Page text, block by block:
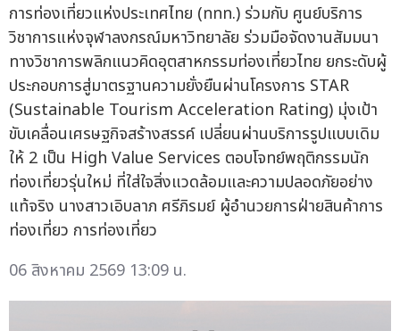
การท่องเที่ยวแห่งประเทศไทย (ททท.) ร่วมกับ ศูนย์บริการ
วิชาการแห่งจุฬาลงกรณ์มหาวิทยาลัย ร่วมมือจัดงานสัมมนา
ทางวิชาการพลิกแนวคิดอุตสาหกรรมท่องเที่ยวไทย ยกระดับผู้
ประกอบการสู่มาตรฐานความยั่งยืนผ่านโครงการ STAR
(Sustainable Tourism Acceleration Rating) มุ่งเป้า
ขับเคลื่อนเศรษฐกิจสร้างสรรค์ เปลี่ยนผ่านบริการรูปแบบเดิม
ให้ 2 เป็น High Value Services ตอบโจทย์พฤติกรรมนัก
ท่องเที่ยวรุ่นใหม่ ที่ใส่ใจสิ่งแวดล้อมและความปลอดภัยอย่าง
แท้จริง นางสาวเอิบลาภ ศรีภิรมย์ ผู้อำนวยการฝ่ายสินค้าการ
ท่องเที่ยว การท่องเที่ยว
06 สิงหาคม 2569 13:09 น.